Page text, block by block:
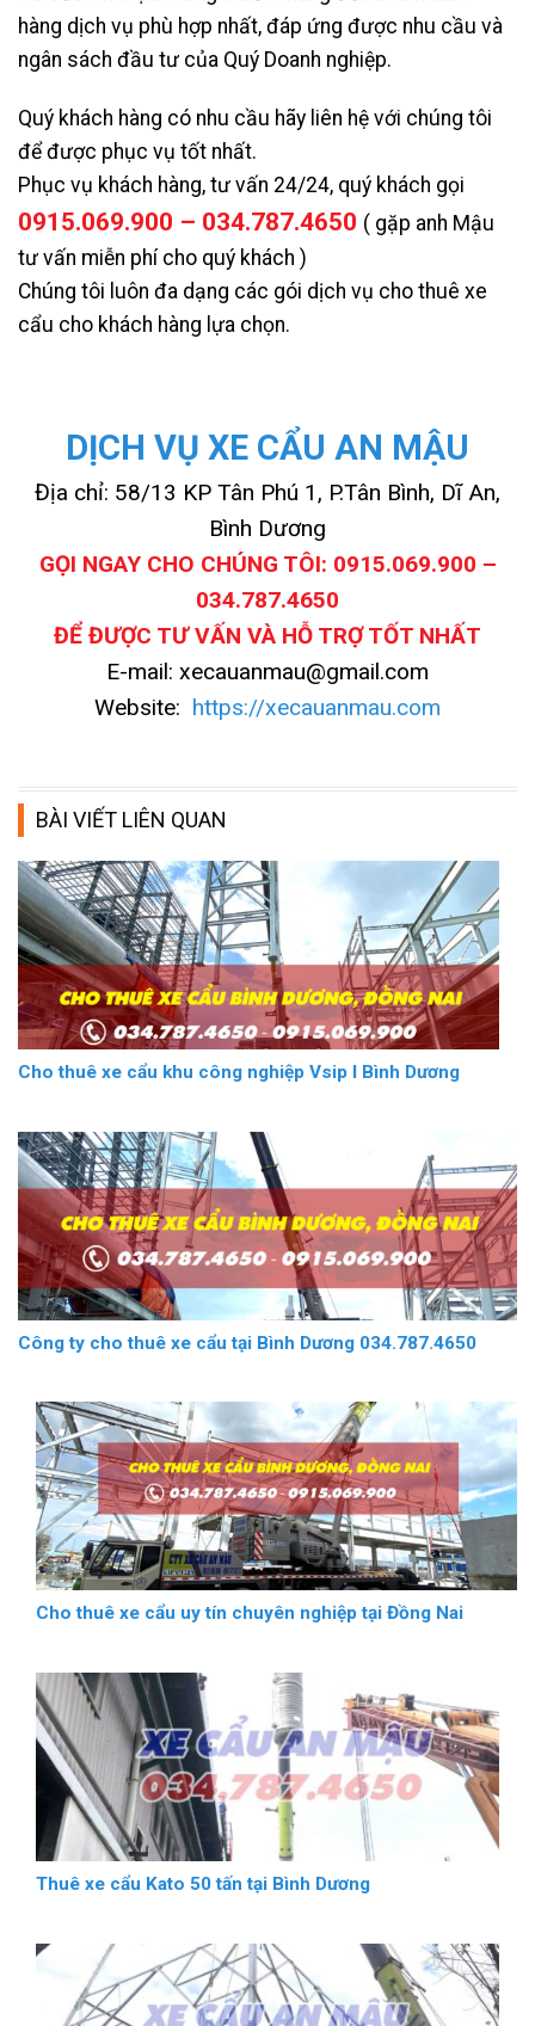
hàng dịch vụ phù hợp nhất, đáp ứng được nhu cầu và
ngân sách đầu tư của Quý Doanh nghiệp.
Quý khách hàng có nhu cầu hãy liên hệ với chúng tôi
để được phục vụ tốt nhất.
Phục vụ khách hàng, tư vấn 24/24, quý khách gọi
0915.069.900 – 034.787.4650 ( gặp anh Mậu
tư vấn miễn phí cho quý khách )
Chúng tôi luôn đa dạng các gói dịch vụ cho thuê xe
cẩu cho khách hàng lựa chọn.
DỊCH VỤ XE CẨU AN MẬU
Địa chỉ: 58/13 KP Tân Phú 1, P.Tân Bình, Dĩ An,
Bình Dương
GỌI NGAY CHO CHÚNG TÔI: 0915.069.900 –
034.787.4650
ĐỂ ĐƯỢC TƯ VẤN VÀ HỖ TRỢ TỐT NHẤT
E-mail: xecauanmau@gmail.com
Website: https://xecauanmau.com
BÀI VIẾT LIÊN QUAN
Cho thuê xe cẩu khu công nghiệp Vsip I Bình Dương
Công ty cho thuê xe cẩu tại Bình Dương 034.787.4650
Cho thuê xe cẩu uy tín chuyên nghiệp tại Đồng Nai
Thuê xe cẩu Kato 50 tấn tại Bình Dương